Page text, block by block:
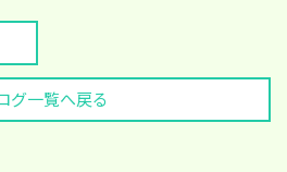
グ一覧へ戻る